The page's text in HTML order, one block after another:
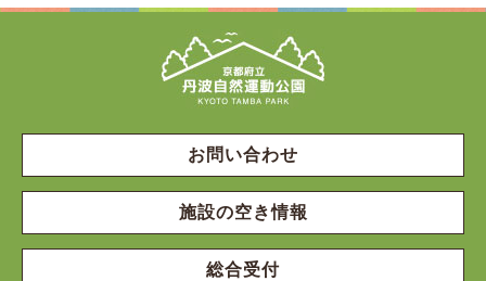
お問い合わせ
施設の空き情報
総合受付